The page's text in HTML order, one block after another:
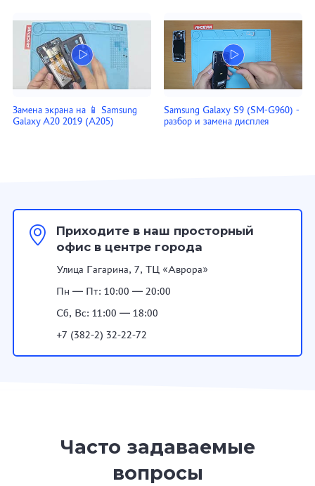
Замена экрана на 📱 Samsung
Galaxy A20 2019 (A205)
Samsung Galaxy S9 (SM-G960) -
разбор и замена дисплея
Приходите в наш просторный
офис в центре города
Улица Гагарина, 7, ТЦ «Аврора»
Пн — Пт: 10:00 — 20:00
Сб, Вс: 11:00 — 18:00
+7 (382-2) 32-22-72
Часто задаваемые
вопросы